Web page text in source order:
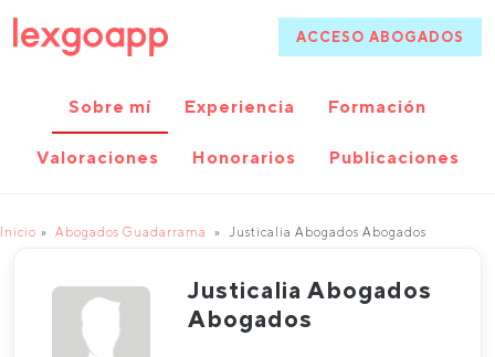
ACCESO ABOGADOS
Sobre mí Experiencia Formación
Valoraciones Honorarios Publicaciones
Inicio Abogados Guadarrama Justicalia Abogados Abogados
Justicalia Abogados
Abogados